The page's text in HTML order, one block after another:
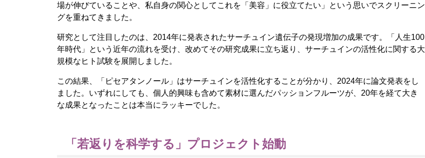
場が伸びていることや、私自身の関心としてこれを「美容」に役立てたい」という思いでスクリーニン
グを重ねてきました。
研究として注目したのは、2014年に発表されたサーチュイン遺伝子の発現増加の成果です。「人生100
年時代」という近年の流れを受け、改めてその研究成果に立ち返り、サーチュインの活性化に関する大
規模なヒト試験を展開しました。
この結果、「ピセアタンノール」はサーチュインを活性化することが分かり、2024年に論文発表をし
ました。いずれにしても、個人的興味も含めて素材に選んだパッションフルーツが、20年を経て大き
な成果となったことは本当にラッキーでした。
「若返りを科学する」プロジェクト始動